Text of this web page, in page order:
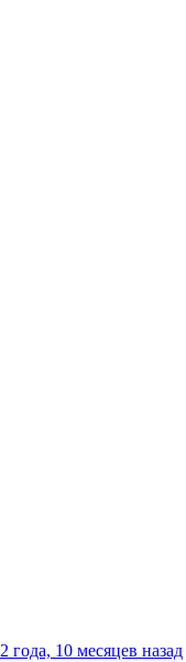
2 года, 10 месяцев назад